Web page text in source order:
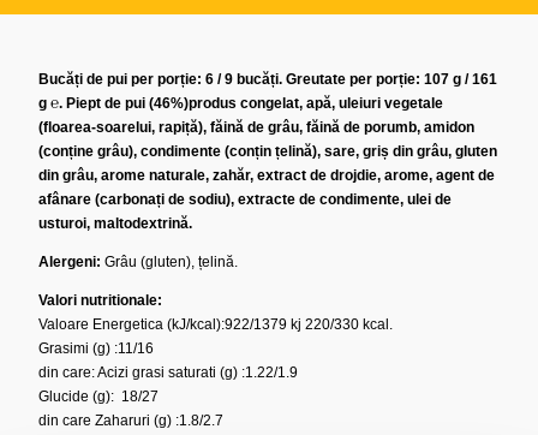
Bucăți de pui per porție: 6 / 9 bucăți. Greutate per porție: 107 g / 161
g ℮. Piept de pui (46%)produs congelat, apă, uleiuri vegetale
(floarea-soarelui, rapiță), făină de grâu, făină de porumb, amidon
(conține grâu), condimente (conțin țelină), sare, griș din grâu, gluten
din grâu, arome naturale, zahăr, extract de drojdie, arome, agent de
afânare (carbonați de sodiu), extracte de condimente, ulei de
usturoi, maltodextrină.
Alergeni: Grâu (gluten), țelină.
Valori nutritionale:
Valoare Energetica (kJ/kcal):922/1379 kj 220/330 kcal.
Grasimi (g) :11/16
din care: Acizi grasi saturati (g) :1.22/1.9
Glucide (g): 18/27
din care Zaharuri (g) :1.8/2.7